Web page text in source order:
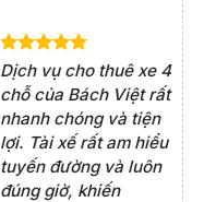
Lần đầu thuê xe 16
chỗ tại Bách Việt, tôi
rất hài lòng với chất
lượng xe và sự
chuyên nghiệp của
tài xế. Dịch vụ tận